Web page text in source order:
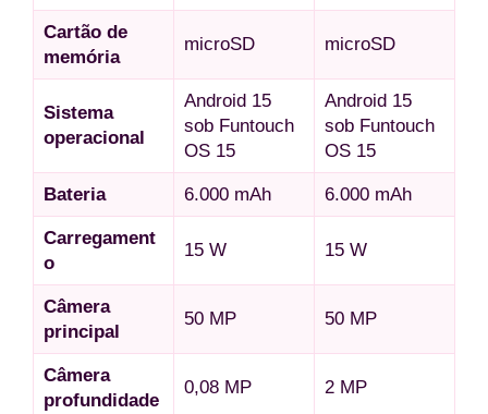
Cartão de
memória
microSD microSD
Sistema
operacional
Android 15
sob Funtouch
OS 15
Android 15
sob Funtouch
OS 15
Bateria 6.000 mAh 6.000 mAh
Carregament
o
15 W 15 W
Câmera
principal
50 MP 50 MP
Câmera
profundidade
0,08 MP 2 MP